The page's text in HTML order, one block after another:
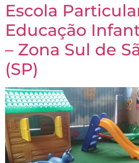
Escola
Educação
– Zona Sul de
(SP)